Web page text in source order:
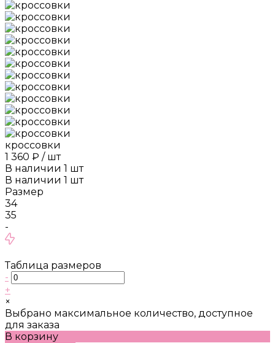
кроссовки
1 360 ₽ / шт
В наличии 1 шт
В наличии 1 шт
Размер
34
35
-
Таблица размеров
-
+
×
Выбрано максимальное количество, доступное
для заказа
В корзину